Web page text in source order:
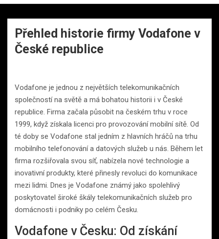
Přehled historie firmy Vodafone v
České republice
Vodafone je jednou z největších telekomunikačních
společností na světě a má bohatou historii i v České
republice. Firma začala působit na českém trhu v roce
1999, když získala licenci pro provozování mobilní sítě. Od
té doby se Vodafone stal jedním z hlavních hráčů na trhu
mobilního telefonování a datových služeb u nás. Během let
firma rozšiřovala svou síť, nabízela nové technologie a
inovativní produkty, které přinesly revoluci do komunikace
mezi lidmi. Dnes je Vodafone známý jako spolehlivý
poskytovatel široké škály telekomunikačních služeb pro
domácnosti i podniky po celém Česku.
Vodafone v Česku: Od získání